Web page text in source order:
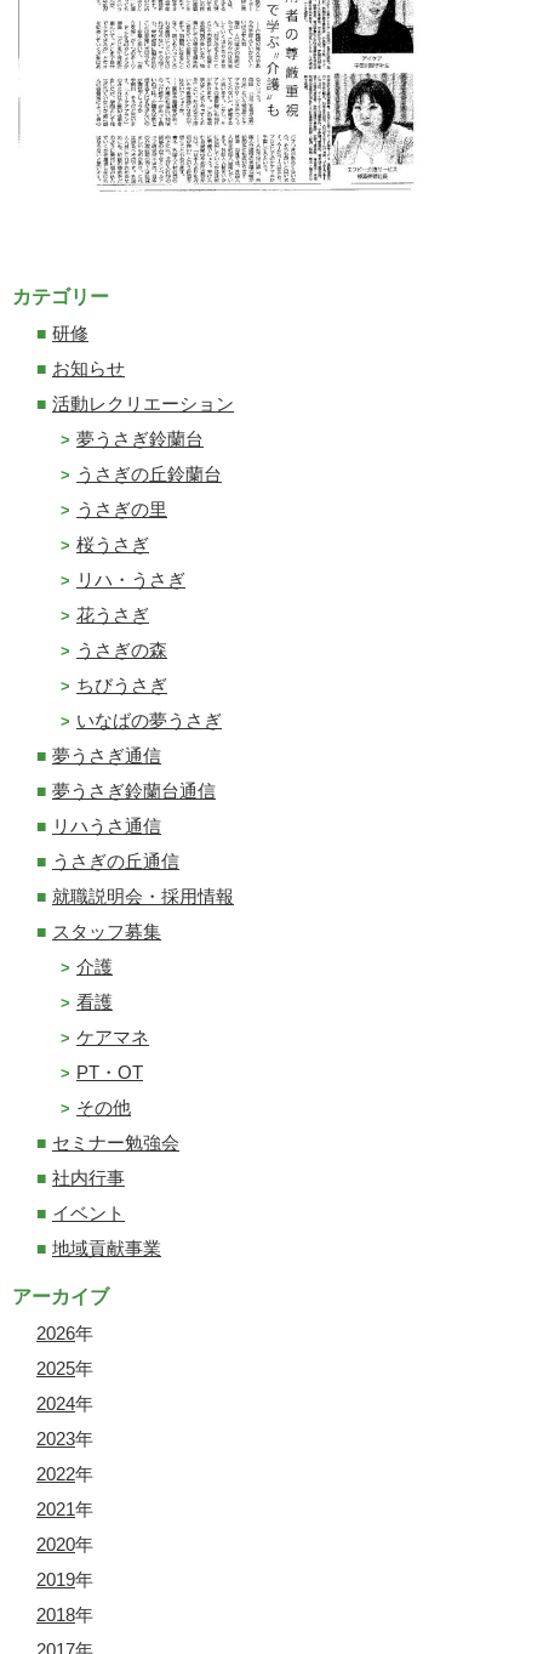
カテゴリー
研修
お知らせ
活動レクリエーション
夢うさぎ鈴蘭台
うさぎの丘鈴蘭台
うさぎの里
桜うさぎ
リハ・うさぎ
花うさぎ
うさぎの森
ちびうさぎ
いなばの夢うさぎ
夢うさぎ通信
夢うさぎ鈴蘭台通信
リハうさ通信
うさぎの丘通信
就職説明会・採用情報
スタッフ募集
介護
看護
ケアマネ
PT・OT
その他
セミナー勉強会
社内行事
イベント
地域貢献事業
アーカイブ
2026年
2025年
2024年
2023年
2022年
2021年
2020年
2019年
2018年